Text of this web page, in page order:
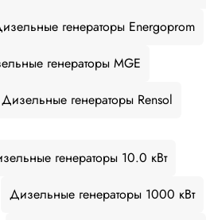
генераторы Energoprom
генераторы MGE
Дизельные генераторы Rensol
генераторы 10.0 кВт
Дизельные генераторы 1000 кВт